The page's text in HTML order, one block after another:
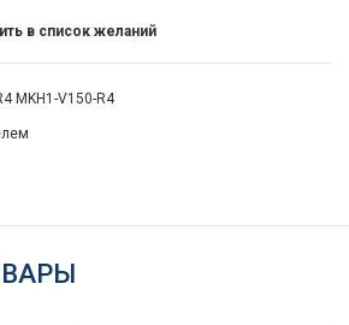
в список желаний
MKH1-V150-R4